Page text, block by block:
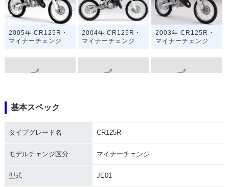
2005年 CR125R・
マイナーチェンジ
2004年 CR125R・
マイナーチェンジ
2003年 CR125R・
マイナーチェンジ
基本スペック
タイプグレード名 CR125R
モデルチェンジ区分 マイナーチェンジ
型式 JE01